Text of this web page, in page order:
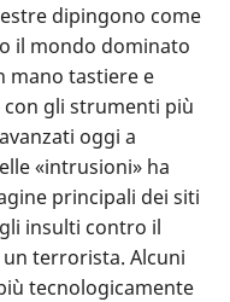
dipingono come
il mondo dominato
mano tastiere e
con gli strumenti più
oggi a
«intrusioni» ha
principali dei siti
insulti contro il
terrorista. Alcuni
tecnologicamente